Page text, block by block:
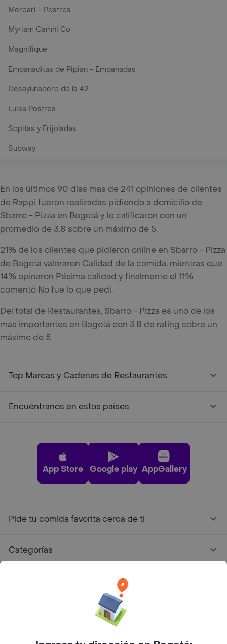
Mercari - Postres
Myriam Camhi Co
Magnifique
Empanaditas de Pipian - Empanadas
Desayunadero de la 42
Luisa Postres
Sopitas y Frijoladas
Subway
En los últimos 90 días mas de 241 opiniones de clientes
de Rappi fueron realizadas pidiendo a domicilio de
Sbarro - Pizza en Bogotá y lo calificaron con un
promedio de 3.8 sobre un máximo de 5.
21% de los clientes que pidieron online en Sbarro - Pizza
de Bogotá valoraron Calidad de la comida, mientras que
14% opinaron Pésima calidad y finalmente el 11%
comentó No fue lo que pedí.
Del total de Restaurantes, Sbarro - Pizza es uno de los
más importantes en Bogotá con 3.8 de rating sobre un
máximo de 5.
Top Marcas y Cadenas de Restaurantes
Encuéntranos en estos países
App Store Google play AppGallery
Pide tu comida favorita cerca de ti
Categorías